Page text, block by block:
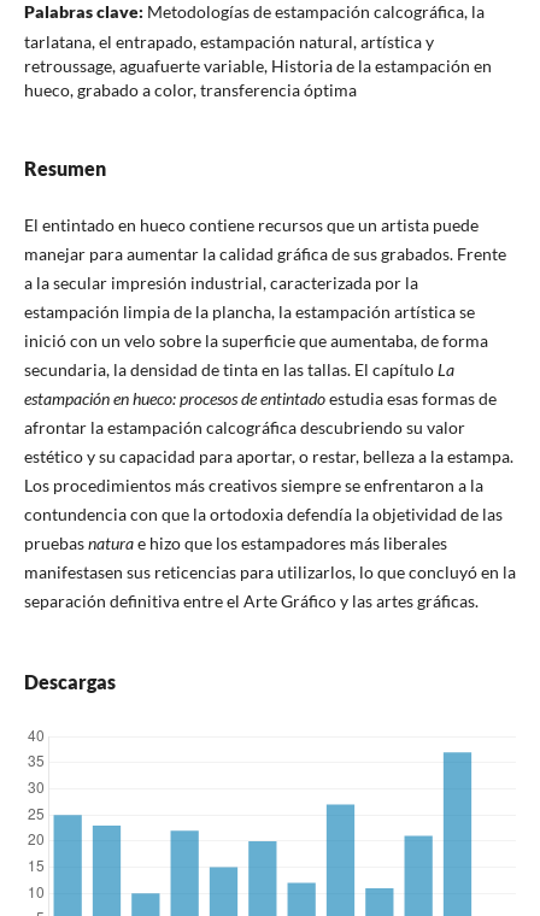
Palabras clave: Metodologías de estampación calcográfica, la
tarlatana, el entrapado, estampación natural, artística y
retroussage, aguafuerte variable, Historia de la estampación en
hueco, grabado a color, transferencia óptima
Resumen
El entintado en hueco contiene recursos que un artista puede
manejar para aumentar la calidad gráfica de sus grabados. Frente
a la secular impresión industrial, caracterizada por la
estampación limpia de la plancha, la estampación artística se
inició con un velo sobre la superficie que aumentaba, de forma
secundaria, la densidad de tinta en las tallas. El capítuloLa
estampación en hueco: procesos de entintadoestudia esas formas de
afrontar la estampación calcográfica descubriendo su valor
estético y su capacidad para aportar, o restar, belleza a la estampa.
Los procedimientos más creativos siempre se enfrentaron a la
contundencia con que la ortodoxia defendía la objetividad de las
pruebasnaturae hizo que los estampadores más liberales
manifestasen sus reticencias para utilizarlos, lo que concluyó en la
separación definitiva entre el Arte Gráfico y las artes gráficas.
Descargas